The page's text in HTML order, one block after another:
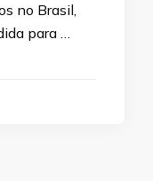
no Brasil,
para …